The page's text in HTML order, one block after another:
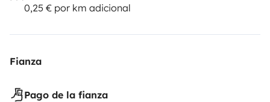
0,25 € por km adicional
Fianza
Pago de la fianza